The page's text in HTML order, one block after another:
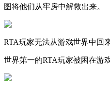
图将他们从牢房中解救出来。
RTA玩家无法从游戏世界中回
世界第一的RTA玩家被困在游